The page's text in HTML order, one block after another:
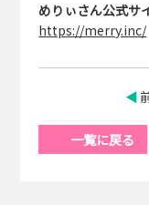
めりぃさん公式サ
https://merry.inc/
一覧に戻る